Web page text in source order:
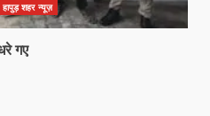
शहर न्यूज़
गए